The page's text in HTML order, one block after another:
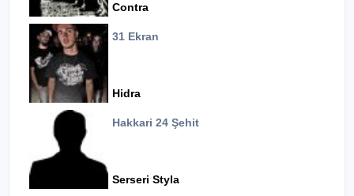
Contra
31 Ekran
Hidra
Hakkari 24 Şehit
Serseri Styla